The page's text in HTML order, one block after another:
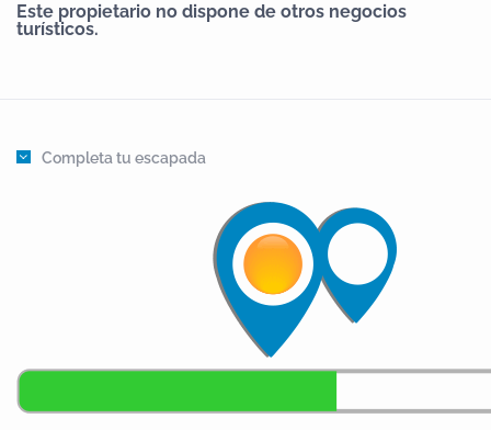
Este propietario no dispone de otros negocios
turísticos.
Completa tu escapada